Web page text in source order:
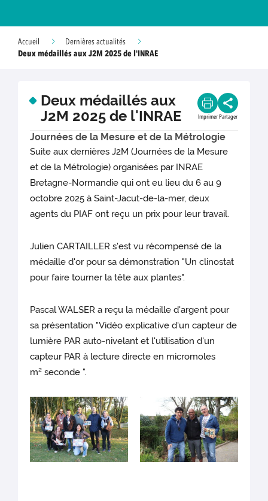
Accueil
Dernières actualités
Deux médaillés aux J2M 2025 de l'INRAE
Deux médaillés aux
J2M 2025 de l'INRAE
Imprimer Partager
Journées de la Mesure et de la Métrologie
Suite aux dernières J2M (Journées de la Mesure
et de la Métrologie) organisées par INRAE
Bretagne-Normandie qui ont eu lieu du 6 au 9
octobre 2025 à Saint-Jacut-de-la-mer, deux
agents du PIAF ont reçu un prix pour leur travail.
Julien CARTAILLER s'est vu récompensé de la
médaille d'or pour sa démonstration "Un clinostat
pour faire tourner la tête aux plantes".
Pascal WALSER a reçu la médaille d'argent pour
sa présentation "Vidéo explicative d'un capteur de
lumière PAR auto-nivelant et l'utilisation d'un
capteur PAR à lecture directe en micromoles
m² seconde ".